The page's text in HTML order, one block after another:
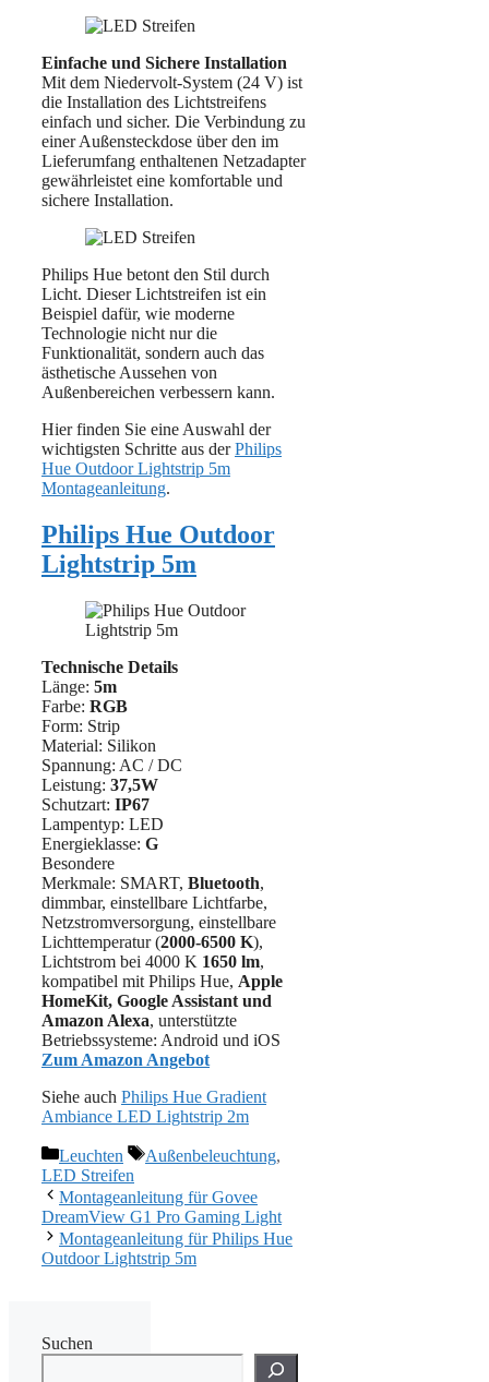
Einfache und Sichere Installation
Mit dem Niedervolt-System (24 V) ist
die Installation des Lichtstreifens
einfach und sicher. Die Verbindung zu
einer Außensteckdose über den im
Lieferumfang enthaltenen Netzadapter
gewährleistet eine komfortable und
sichere Installation.
Philips Hue betont den Stil durch
Licht. Dieser Lichtstreifen ist ein
Beispiel dafür, wie moderne
Technologie nicht nur die
Funktionalität, sondern auch das
ästhetische Aussehen von
Außenbereichen verbessern kann.
Hier finden Sie eine Auswahl der
wichtigsten Schritte aus derPhilips
Hue Outdoor Lightstrip 5m
Montageanleitung.
Philips Hue Outdoor
Lightstrip 5m
Technische Details
Länge: 5m
Farbe: RGB
Form: Strip
Material: Silikon
Spannung: AC / DC
Leistung: 37,5W
Schutzart: IP67
Lampentyp: LED
Energieklasse: G
Besondere
Merkmale: SMART, Bluetooth,
dimmbar, einstellbare Lichtfarbe,
Netzstromversorgung, einstellbare
Lichttemperatur (2000-6500 K),
Lichtstrom bei 4000 K 1650 lm,
kompatibel mit Philips Hue, Apple
HomeKit, Google Assistant und
Amazon Alexa, unterstützte
Betriebssysteme: Android und iOS
Zum Amazon Angebot
Siehe auch Philips Hue Gradient
Ambiance LED Lightstrip 2m
Kategorien
Leuchten Schlagwörter
Außenbeleuchtung,
LED Streifen
Montageanleitung für Govee
DreamView G1 Pro Gaming Light
Montageanleitung für Philips Hue
Outdoor Lightstrip 5m
Suchen